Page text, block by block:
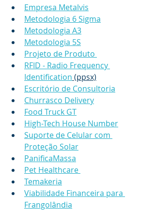
Empresa Metalvis
Metodologia 6 Sigma
Metodologia A3
Metodologia 5S
Projeto de Produto
RFID - Radio Frequency
Identification (ppsx)
Escritório de Consultoria
Churrasco Delivery
Food Truck GT
High-Tech House Number
Suporte de Celular com
Proteção Solar
PanificaMassa
Pet Healthcare
Temakeria
Viabilidade Financeira para
Frangolândia